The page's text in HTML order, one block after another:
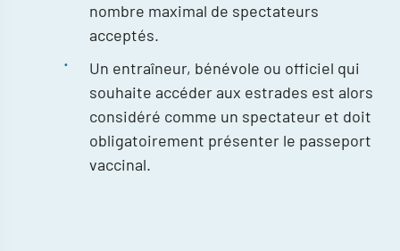
nombre maximal de spectateurs
acceptés.
Un entraîneur, bénévole ou officiel qui
souhaite accéder aux estrades est alors
considéré comme un spectateur et doit
obligatoirement présenter le passeport
vaccinal.